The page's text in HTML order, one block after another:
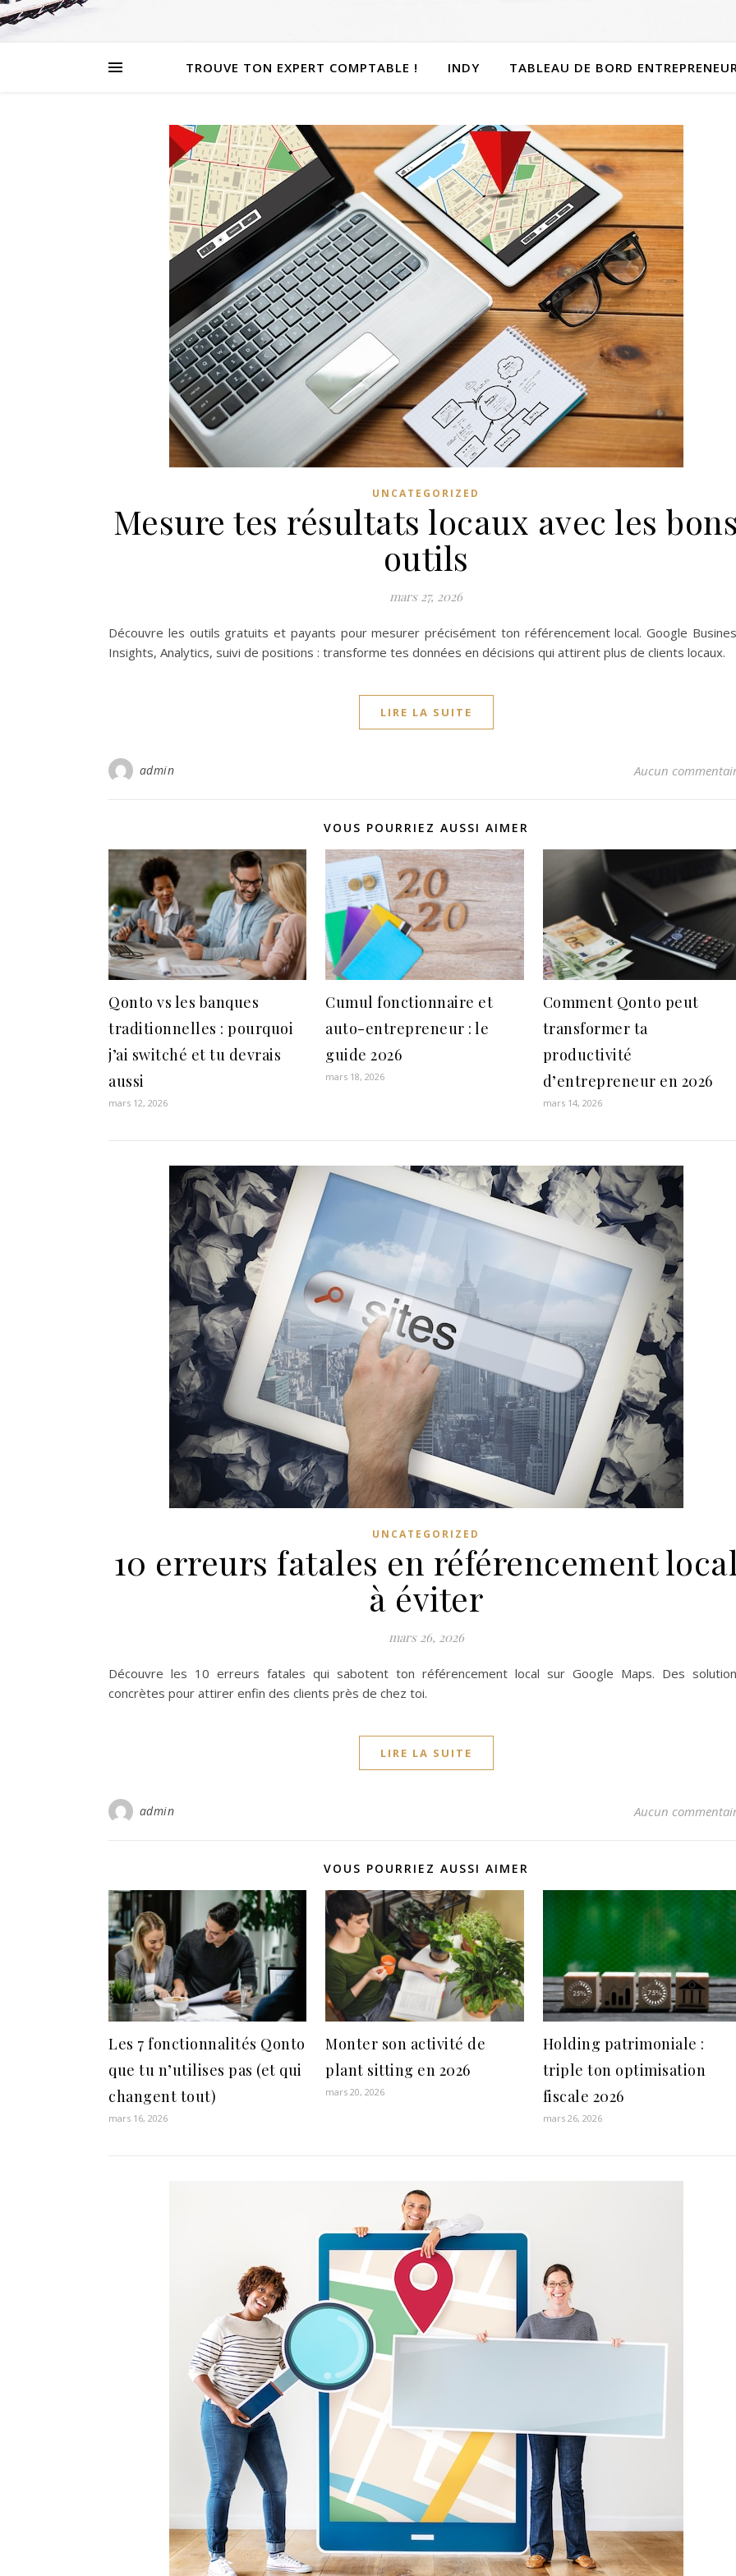
TROUVE TON EXPERT COMPTABLE ! INDY TABLEAU DE BORD
UNCATEGORIZED
Mesure tes résultats locaux avec les bons
outils
mars 27, 2026
Découvre les outils gratuits et payants pour mesurer précisément ton référencement local. Google
Insights, Analytics, suivi de positions : transforme tes données en décisions qui attirent plus de clients locaux.
LIRE LA SUITE
admin Aucun
VOUS POURRIEZ AUSSI AIMER
Qonto vs les banques
traditionnelles : pourquoi
j’ai switché et tu devrais
aussi
mars 12, 2026
Cumul fonctionnaire et
auto-entrepreneur : le
guide 2026
mars 18, 2026
Comment Qonto peut
transformer ta
productivité
d’entrepreneur en 2026
mars 14, 2026
UNCATEGORIZED
10 erreurs fatales en référencement local
à éviter
mars 26, 2026
Découvre les 10 erreurs fatales qui sabotent ton référencement local sur Google Maps. Des
concrètes pour attirer enfin des clients près de chez toi.
LIRE LA SUITE
admin Aucun
VOUS POURRIEZ AUSSI AIMER
Les 7 fonctionnalités Qonto
que tu n’utilises pas (et qui
changent tout)
mars 16, 2026
Monter son activité de
plant sitting en 2026
mars 20, 2026
Holding patrimoniale :
triple ton optimisation
fiscale 2026
mars 26, 2026